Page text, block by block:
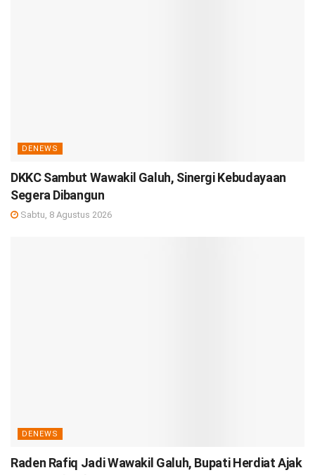
DENEWS
DKKC Sambut Wawakil Galuh, Sinergi Kebudayaan
Segera Dibangun
Sabtu, 8 Agustus 2026
DENEWS
Raden Rafiq Jadi Wawakil Galuh, Bupati Herdiat Ajak